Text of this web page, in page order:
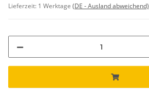
Lieferzeit: 1 Werktage (DE - Ausland abweichend)